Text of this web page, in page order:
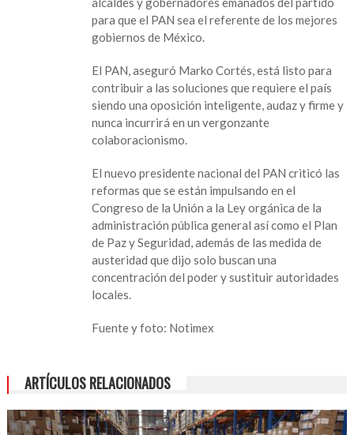
para que el PAN sea el referente de los mejores
gobiernos de México.
El PAN, aseguró Marko Cortés, está listo para
contribuir a las soluciones que requiere el país
siendo una oposición inteligente, audaz y firme y
nunca incurrirá en un vergonzante
colaboracionismo.
El nuevo presidente nacional del PAN criticó las
reformas que se están impulsando en el
Congreso de la Unión a la Ley orgánica de la
administración pública general así como el Plan
de Paz y Seguridad, además de las medida de
austeridad que dijo solo buscan una
concentración del poder y sustituir autoridades
locales.
Fuente y foto: Notimex
ARTÍCULOS RELACIONADOS